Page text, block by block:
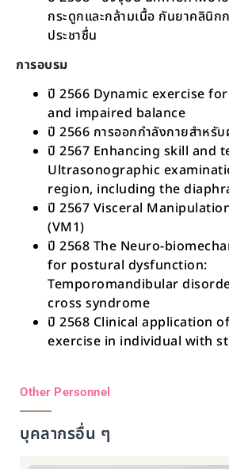
กระดูกและกล้ามเนื้อ กันยาคลินิก
ประชาชื่น
การอบรม
ปี 2566 Dynamic exercise
and impaired balance
ปี 2566 การออกกำลังกายสำหรั
ปี 2567 Enhancing skill and
Ultrasonographic
region, including the
ปี 2567 Visceral
(VM1)
ปี 2568 The Neuro-
for postural dysfunction:
Temporomandibular
cross syndrome
ปี 2568 Clinical application
exercise in individual with
Other Personnel
บุคลากรอื่น ๆ